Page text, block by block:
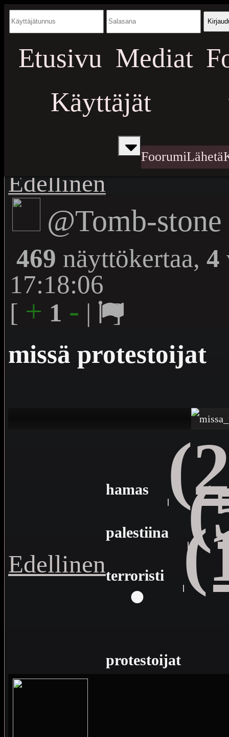
Etusivu Mediat
Käyttäjät
FoorumiLähetä
Edellinen
@Tomb-stone
469 näyttökertaa, 4
17:18:06
[ + 1 - | ]
missä protestoijat
Edellinen
hamas
palestiina
terroristi
·
protestoijat